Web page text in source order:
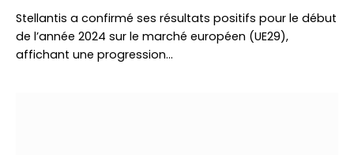
Stellantis a confirmé ses résultats positifs pour le début
de l’année 2024 sur le marché européen (UE29),
affichant une progression…